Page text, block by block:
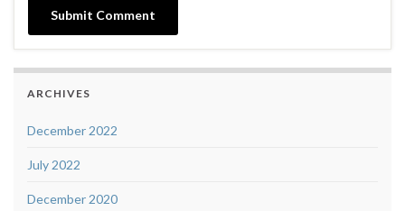
ARCHIVES
December 2022
July 2022
December 2020